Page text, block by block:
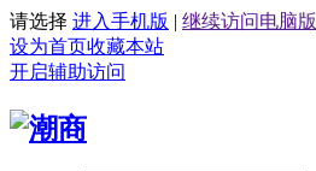
请选择 进入手机版 | 继续访问电脑版
设为首页收藏本站
开启辅助访问